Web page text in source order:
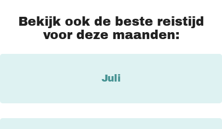
Bekijk ook de beste reistijd
voor deze maanden:
Juli